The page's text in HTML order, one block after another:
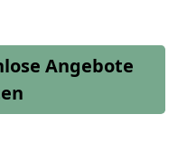
Angebote